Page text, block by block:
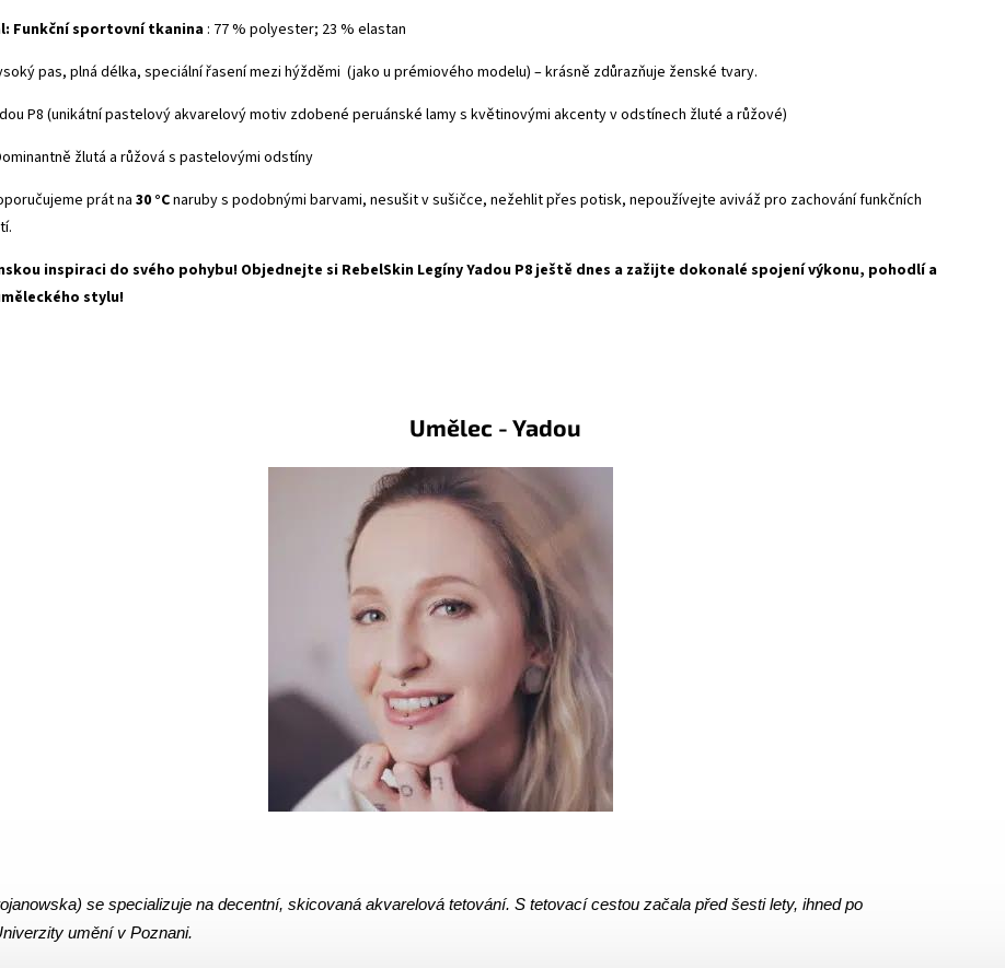
Funkční sportovní tkanina : 77 % polyester; 23 % elastan
pas, plná délka, speciální řasení mezi hýžděmi (jako u prémiového modelu) – krásně zdůrazňuje ženské tvary.
P8 (unikátní pastelový akvarelový motiv zdobené peruánské lamy s květinovými akcenty v odstínech žluté a růžové)
žlutá a růžová s pastelovými odstíny
prát na 30 °Cnaruby s podobnými barvami, nesušit v sušičce, nežehlit přes potisk, nepoužívejte aviváž pro zachování funkčních
inspiraci do svého pohybu! Objednejte si RebelSkin Legíny Yadou P8 ještě dnes a zažijte dokonalé spojení výkonu, pohodlí a
stylu!
- Yadou
se specializuje na decentní, skicovaná akvarelová tetování. S tetovací cestou začala před šesti lety, ihned po
umění v Poznani.